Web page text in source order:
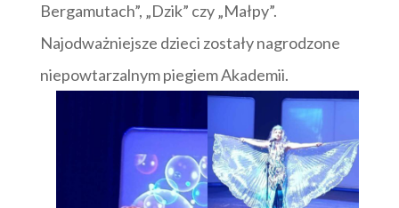
Bergamutach”, „Dzik” czy „Małpy”.
Najodważniejsze dzieci zostały nagrodzone
niepowtarzalnym piegiem Akademii.